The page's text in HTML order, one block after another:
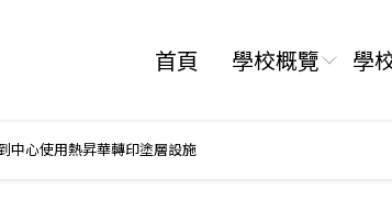
首頁 學校概覽 學
中心使用熱昇華轉印塗層設施